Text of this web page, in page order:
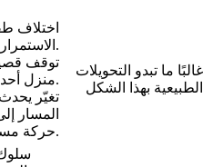
الاستمرار في الاتجاه نحو المنزل.
منزل أحد الأصدقاء، أو متجر مألوف.
المسار
• حركة مستمرة دون فترات توقف طويلة.
غالبًا ما تبدو التحويلات
الطبيعية بهذا الشكل